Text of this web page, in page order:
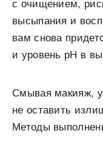
с очищением,
высыпания и
вам снова
и уровень pH в
Смывая макияж,
не оставить
Методы